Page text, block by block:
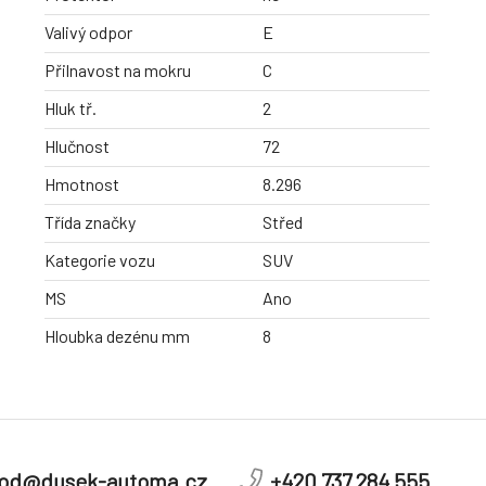
Valivý odpor
E
Přilnavost na mokru
C
Hluk tř.
2
Hlučnost
72
Hmotnost
8.296
Třída značky
Střed
Kategorie vozu
SUV
MS
Ano
Hloubka dezénu mm
8